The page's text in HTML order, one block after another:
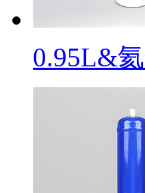
0.95L&